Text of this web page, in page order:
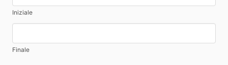
Iniziale
Finale